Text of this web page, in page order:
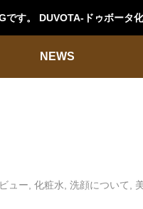
です。 DUVOTA-ドゥボータ
NEWS
ュー 化粧水 洗顔について